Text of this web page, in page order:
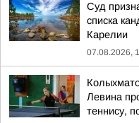
Суд
списка
Карелии
07.08.2026,
Левина
теннису,